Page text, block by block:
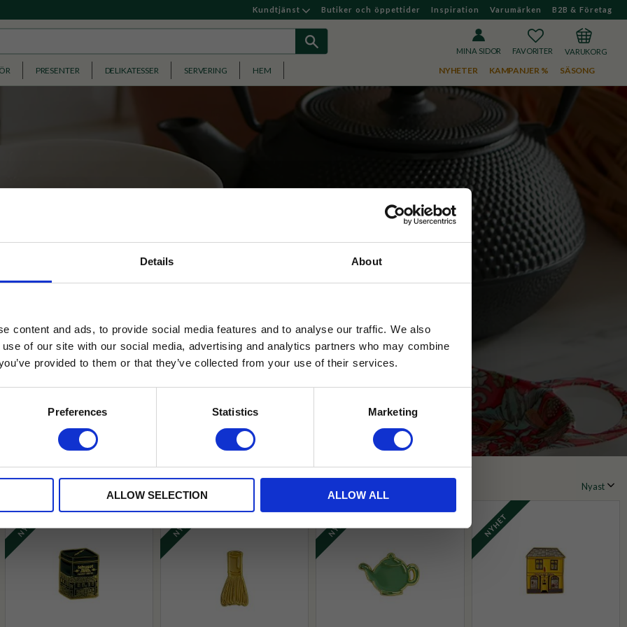
Details About
content and ads, to provide social media features and to analyse our traffic. We also
of our site with our social media, advertising and analytics partners who may combine
provided to them or that they’ve collected from your use of their services.
Preferences Statistics Marketing
ALLOW SELECTION ALLOW ALL
Kundtjänst Butiker och öppettider Inspiration Varumärken B2B & Företag
MINA SIDOR
FAVORITERKUNDVAGN
PRESENTER DELIKATESSER SERVERING HEM NYHETER KAMPANJER % SÄSONG
dekoration och pussel
& Diffusers Lyktor & Lampor
NYHET NYHET NYHET NYHET
Läs mer
Rabatten fungerar endast
med andra erbjudanden.